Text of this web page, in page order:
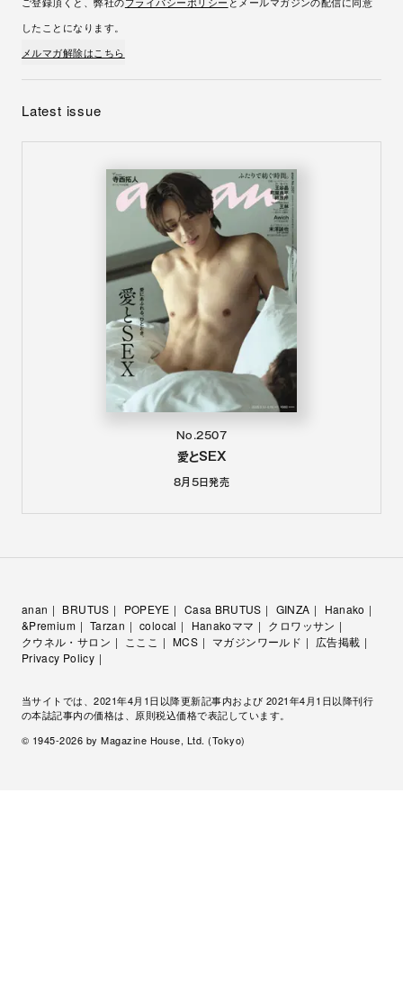
したことになります。
メルマガ解除はこちら
Latest issue
No.2507
愛とSEX
8月5日発売
anan BRUTUS POPEYE Casa BRUTUS GINZA
Hanako
&Premium
Tarzan colocal Hanakoママ
クロワッサン
クウネル・サロン
こここ MCS マガジンワールド
広告掲載
Privacy Policy
当サイトでは、2021年4月1日以降更新記事内および 2021年4月1日以降刊行
の本誌記事内の価格は、原則税込価格で表記しています。
© 1945-2026 by Magazine House, Ltd. (Tokyo)